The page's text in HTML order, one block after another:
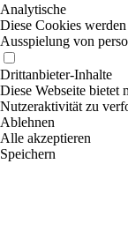
Analytische
Diese Cookies
Ausspielung von
Drittanbieter-Inhalte
Diese Webseite bietet
Nutzeraktivität zu
Ablehnen
Alle akzeptieren
Speichern